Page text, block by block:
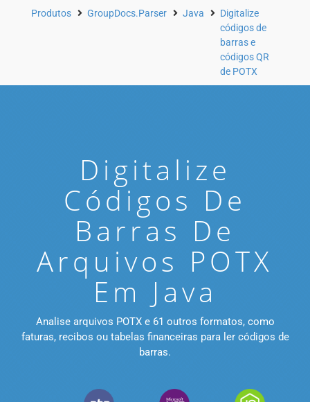
Produtos GroupDocs.Parser Java
Digitalize
códigos de
barras e
códigos QR
de POTX
Digitalize
Códigos De
Barras De
Arquivos POTX
Em Java
Analise arquivos POTX e 61 outros formatos, como
faturas, recibos ou tabelas financeiras para ler códigos de
barras.